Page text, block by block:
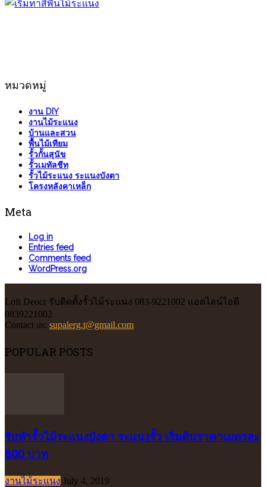
หมวดหมู่
งาน DIY
งานไม้ระแนง
บ้านและสวน
พื้นไม้เทียม
รั้วกั้นสุนัข
รั้วเมทัลชีท
รั้วไม้ระแนง ระแนงบังตา
โครงหลังคาเหล็ก
Meta
Log in
Entries feed
Comments feed
WordPress.org
Loft Deocr รับติดตั้งรั้วไม้ระแนง 083-9221002 แอดไลน์ไอดี
0839221002
Contact us: supalerg.t@gmail.com
POPULAR POSTS
รับทำรั้วไม้ระแนงบังตา ระแนงรั้ว เริ่มต้นราคาเมตรละ
800 บาท
งานไม้ระแนง July 4, 2019